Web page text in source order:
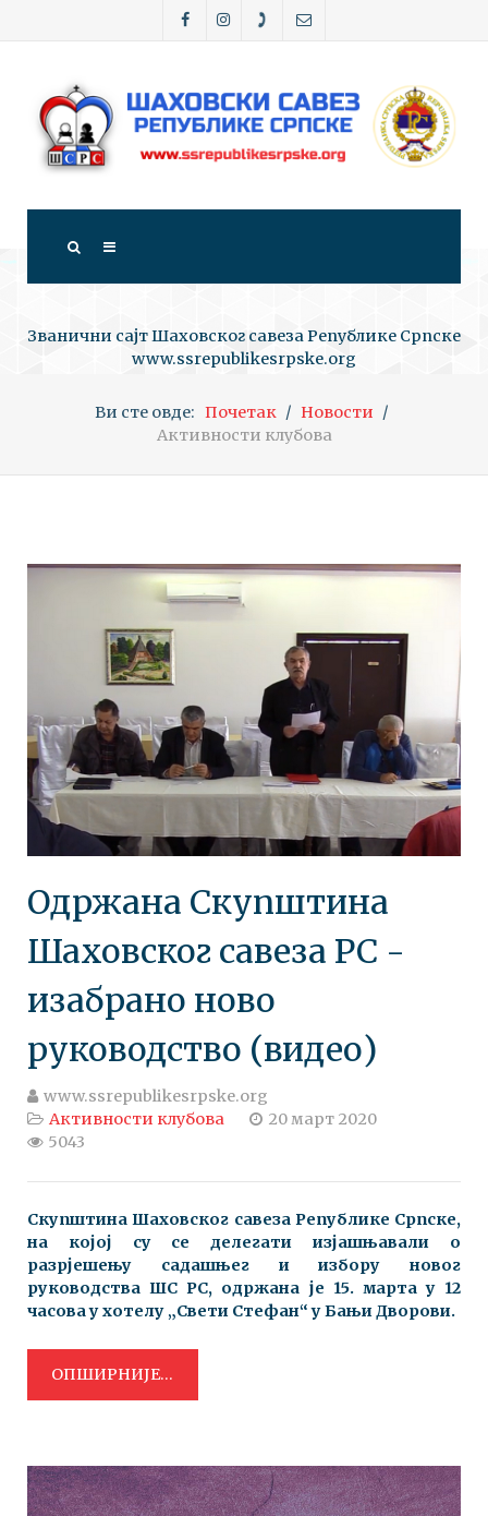
Званични сајт Шаховског савеза Републике Српске
www.ssrepublikesrpske.org
Ви сте овде: Почетак
Новости
Активности клубова
Одржана Скупштина
Шаховског савеза РС -
изабрано ново
руководство (видео)
www.ssrepublikesrpske.org
Активности клубова
20 март 2020
5043
Скупштина Шаховског савеза Републике Српске,
на којој су се делегати изјашњавали о
разрјешењу садашњег и избору новог
руководства ШС РС, одржана је 15. марта у 12
часова у хотелу „Свети Стефан“ у Бањи Дворови.
ОПШИРНИЈЕ...